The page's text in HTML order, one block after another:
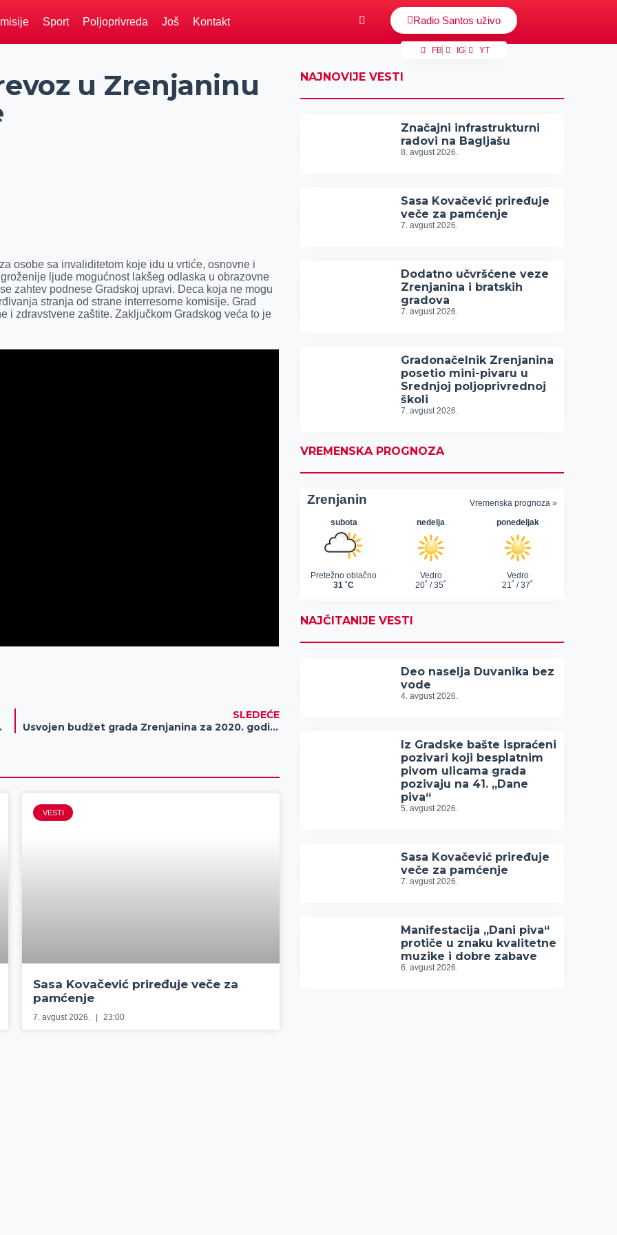
Sport Poljoprivreda Još Kontakt Radio Santos uživo
FB IG YT
u Zrenjaninu
osobe sa invaliditetom koje idu u vrtiće, osnovne i
ljude mogućnost lakšeg odlaska u obrazovne
zahtev podnese Gradskoj upravi. Deca koja ne mogu
stranja od strane interresorne komisije. Grad
i zdravstvene zaštite. Zaključkom Gradskog veća to je
SLEDEĆE
Usvojen budžet grada Zrenjanina za 2020. godinu
VESTI
Sasa Kovačević priređuje veče za
pamćenje
7. avgust 2026. 23:00
NAJNOVIJE VESTI
Značajni infrastrukturni
radovi na Bagljašu
8. avgust 2026.
Sasa Kovačević priređuje
veče za pamćenje
7. avgust 2026.
Dodatno učvršćene veze
Zrenjanina i bratskih
gradova
7. avgust 2026.
Gradonačelnik Zrenjanina
posetio mini-pivaru u
Srednjoj poljoprivrednoj
školi
7. avgust 2026.
VREMENSKA PROGNOZA
NAJČITANIJE VESTI
Deo naselja Duvanika bez
vode
4. avgust 2026.
Iz Gradske bašte ispraćeni
pozivari koji besplatnim
pivom ulicama grada
pozivaju na 41. „Dane
piva“
5. avgust 2026.
Sasa Kovačević priređuje
veče za pamćenje
7. avgust 2026.
Manifestacija „Dani piva“
protiče u znaku kvalitetne
muzike i dobre zabave
6. avgust 2026.